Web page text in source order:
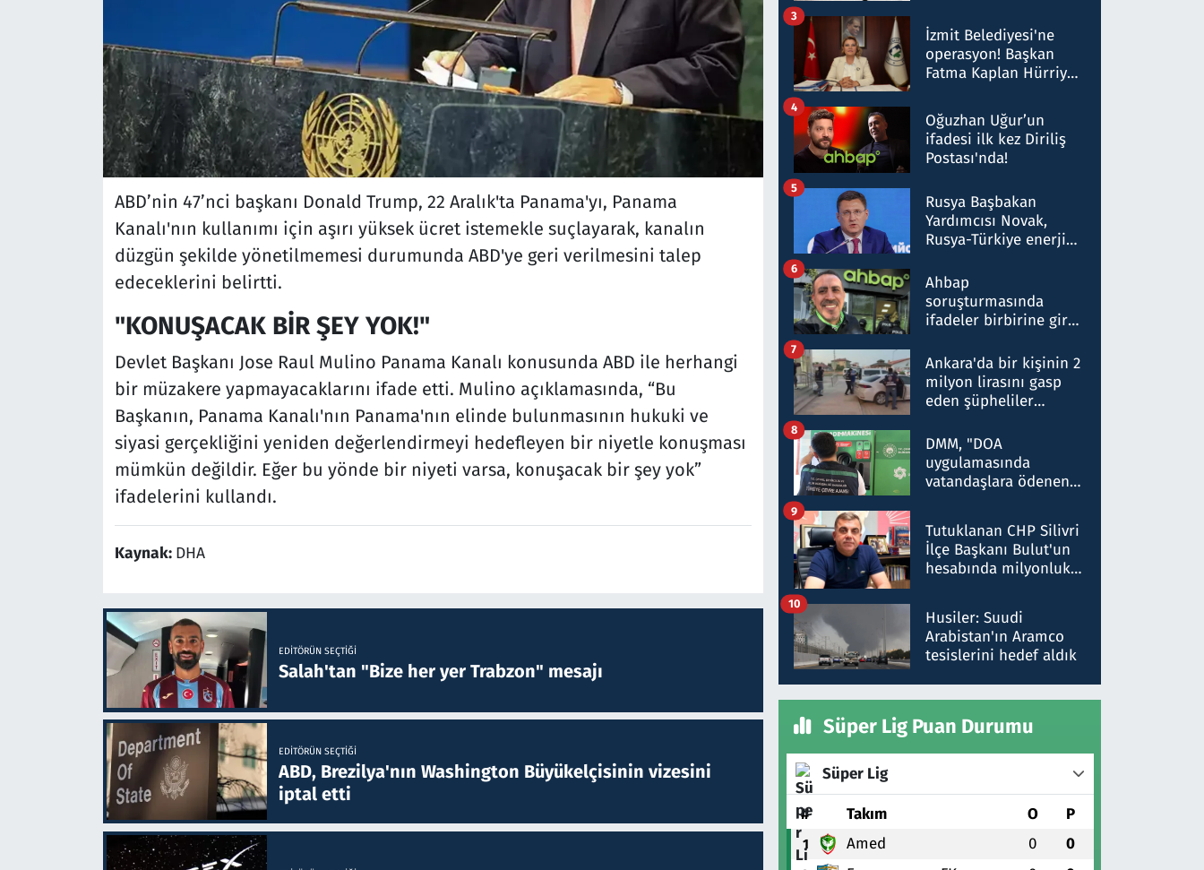
ABD’nin 47’nci başkanı Donald Trump, 22 Aralık'ta Panama'yı, Panama
Kanalı'nın kullanımı için aşırı yüksek ücret istemekle suçlayarak, kanalın
düzgün şekilde yönetilmemesi durumunda ABD'ye geri verilmesini talep
edeceklerini belirtti.
"KONUŞACAK BİR ŞEY YOK!"
Devlet Başkanı Jose Raul Mulino Panama Kanalı konusunda ABD ile herhangi
bir müzakere yapmayacaklarını ifade etti. Mulino açıklamasında, “Bu
Başkanın, Panama Kanalı'nın Panama'nın elinde bulunmasının hukuki ve
siyasi gerçekliğini yeniden değerlendirmeyi hedefleyen bir niyetle konuşması
mümkün değildir. Eğer bu yönde bir niyeti varsa, konuşacak bir şey yok”
ifadelerini kullandı.
Kaynak: DHA
EDITÖRÜN SEÇTIĞI
Salah'tan "Bize her yer Trabzon" mesajı
EDITÖRÜN SEÇTIĞI
ABD, Brezilya'nın Washington Büyükelçisinin vizesini
iptal etti
Milyar liralık para
trafiği tespit edildi
İzmit Belediyesi'ne
operasyon! Başkan
Fatma Kaplan Hürriyet
3
Oğuzhan Uğur’un
ifadesi ilk kez Diriliş
Postası'nda!
4
Rusya Başbakan
Yardımcısı Novak,
Rusya-Türkiye enerji
nitelikte olduğunu
belirtti
5
Ahbap
soruşturmasında
ifadeler birbirine girdi:
ifadelerinden ortaya
çıkan tablo şok etti
6
Ankara'da bir kişinin 2
milyon lirasını gasp
eden şüpheliler
7
DMM, "DOA
uygulamasında
vatandaşlara ödenen
düşürüldüğü" iddiasını
yalanladı
8
Tutuklanan CHP Silivri
İlçe Başkanı Bulut'un
hesabında milyonluk
talimat verdi, ben
gönderdim
9
Husiler: Suudi
Arabistan'ın Aramco
tesislerini hedef aldık
10
Süper Lig Puan Durumu
Süper Lig
# Takım O P
1 Amed 0 0